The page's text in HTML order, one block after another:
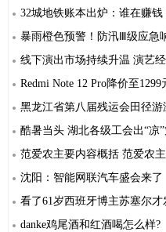
32城地铁账本出炉：谁在赚钱
暴雨橙色预警！防汛Ⅲ级应急
线下演出市场持续升温 演艺
Redmi Note 12 Pro降价至1299
黑龙江省第八届残运会田径
酷暑当头 湖北各级工会出“凉
范爱农主要内容概括 范爱农
沈阳：智能网联汽车盛会来了
看了61岁西班牙博主苏塞尔才
danke鸡尾酒和红酒喝怎么样?